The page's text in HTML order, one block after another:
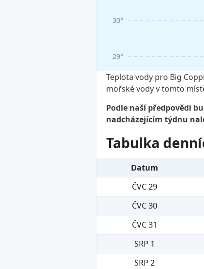
29°
30°
Teplota vody pro Big
mořské vody v tomto
Podle naší předpovědi
nadcházejícím týdnu
Tabulka
Datum
ČVC 29
ČVC 30
ČVC 31
SRP 1
SRP 2